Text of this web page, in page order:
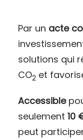
Par un acte
solutions qui
CO2 et
Accessible
seulement 10
peut